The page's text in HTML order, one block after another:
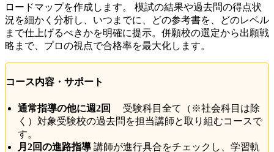
ロードマップを作成します。 模試の結果や過去問の得点状
況を細かく分析し、いつまでに、どの参考書を、どのレベル
まで仕上げるべきかを明確に提示。併願校の選定から出願戦
略まで、プロの視点で合格率を最大化します。
コース内容・サポート
通常指導の他に週2回
受験科目全て（※社会科目は除
く）対象受験校の過去問を担当講師と取り組むコースで
す。
月2回の進路指導 講師が進行具合をチェックし、学習軌